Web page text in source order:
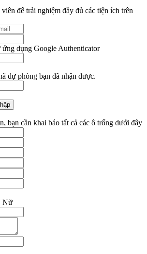
để trải nghiệm đầy đủ các tiện ích trên
dụng Google Authenticator
dự phòng bạn đã nhận được.
bạn cần khai báo tất cả các ô trống dưới đây
Nữ